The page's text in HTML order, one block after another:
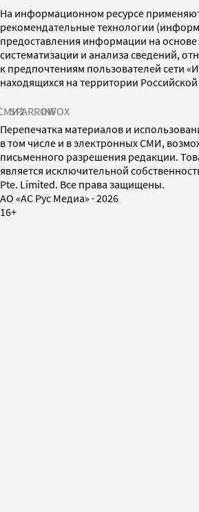
На информационном ресурсе
рекомендательные технологии
предоставления информации на основе
систематизации и анализа сведений,
к предпочтениям пользователей сети
находящихся на территории
SPARROWINFOX
Перепечатка материалов и
в том числе и в электронных СМИ,
письменного разрешения редакции.
является исключительной
Pte. Limited. Все права защищены.
AO «АС Рус Медиа» · 2026
16+